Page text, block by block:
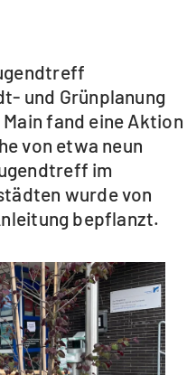
und Grünplanung
fand eine Aktion
von etwa neun
im
wurde von
bepflanzt.